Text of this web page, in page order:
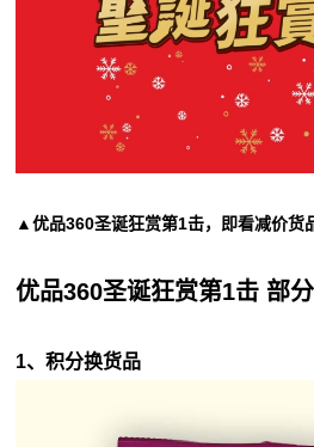
▲优品360圣诞狂赏第1击，即看减价货
优品360圣诞狂赏第1击 部
1、积分换货品